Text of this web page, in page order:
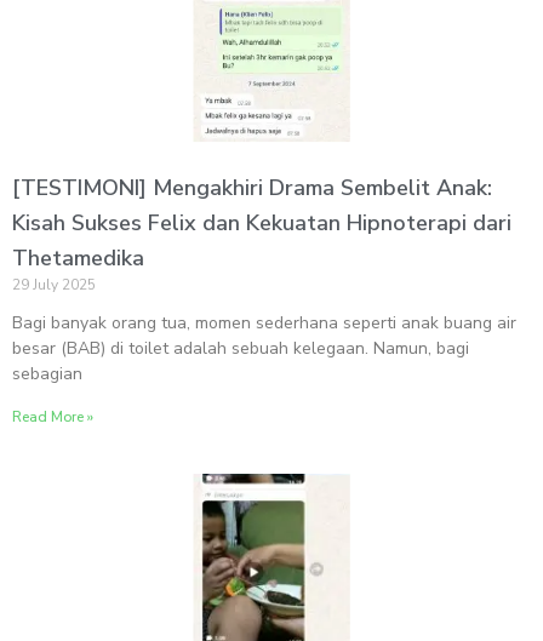
[TESTIMONI] Mengakhiri Drama Sembelit Anak:
Kisah Sukses Felix dan Kekuatan Hipnoterapi dari
Thetamedika
29 July 2025
Bagi banyak orang tua, momen sederhana seperti anak buang air
besar (BAB) di toilet adalah sebuah kelegaan. Namun, bagi
sebagian
Read More »